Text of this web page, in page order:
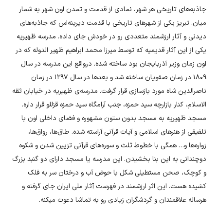
جاذبه‌های تاریخی هر شهر، نمادی از قدمت و تمدن اون شهر به شمار
میان. تبریز یکی از شهرهای تاریخی با قدمت دیرینه‌اس که جاذبه‌های
دیدنی و آثار ارزشمند متعددی رو در خودش جای داده. مدرسه ظهیریه
یکی از این آثار قدیمیه که توسط میرزا محمد ابراهیم ظهیر الدوله که در
اون زمان وزیر آذربایجان بود ساخته شده. درواقع این مدرسه در سال
۱۸۰۹ در زمان صفویان ساخته شد و بعدها در سال ۱۲۹۷ در زمان
ناصرالدین شاه مورد بازسازی قرار گرفت. مدرسه‌ی ظهیریه در خیابان ثقه
الاسلام، کنار بازارچه سید حمزه، جنب آرامگاه سید حمزه قزللو قرار داره.
مسجد ظهیریه به مسجد بدون ستون مشهوره و فضای داخلی اون با
تلفیقی از هنرهای اسلامی و آیات قرآنی آراسته شده. طاق‌ها، رواق‌ها،
زواره‌ها و… همگی با خطوط ثلث و سوره‌های قرآنی تزیین شدن و شکوه
دوچندانی به این بنا بخشیدن. این مدرسه یا مسجد دارای دو گنبد بزرگ
و کوچک، صحن مستطیلی شکل با حوض آب و درختان سر به فلک
کشیده هست. این اثر ارزشمند در فهرست آثار ملی ایران جای گرفته و
هرساله علاقمندان و گردشگران زیادی رو به تماشا دعوت میکنه.